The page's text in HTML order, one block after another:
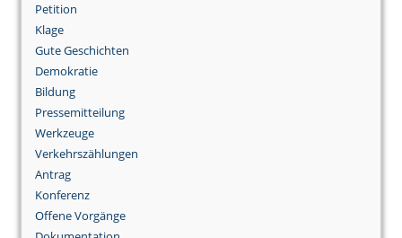
Petition
Klage
Gute Geschichten
Demokratie
Bildung
Pressemitteilung
Werkzeuge
Verkehrszählungen
Antrag
Konferenz
Offene Vorgänge